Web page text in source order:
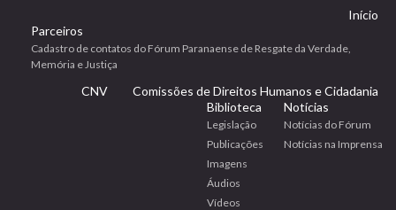
Início
Parceiros
Cadastro de contatos do Fórum Paranaense de Resgate da Verdade,
Memória e Justiça
CNV
Comissões de Direitos Humanos e Cidadania
Biblioteca
Legislação
Publicações
Imagens
Áudios
Vídeos
Notícias
Notícias do Fórum
Notícias na Imprensa